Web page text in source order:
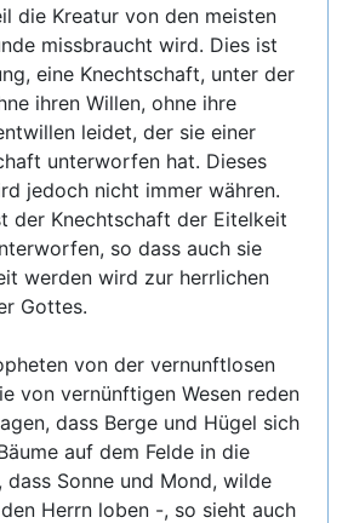
die Kreatur von den meisten
missbraucht wird. Dies ist
eine Knechtschaft, unter der
ihren Willen, ohne ihre
leidet, der sie einer
unterworfen hat. Dieses
jedoch nicht immer währen.
der Knechtschaft der Eitelkeit
so dass auch sie
werden wird zur herrlichen
Gottes.
von der vernunftlosen
von vernünftigen Wesen reden
dass Berge und Hügel sich
auf dem Felde in die
dass Sonne und Mond, wilde
Herrn loben -, so sieht auch